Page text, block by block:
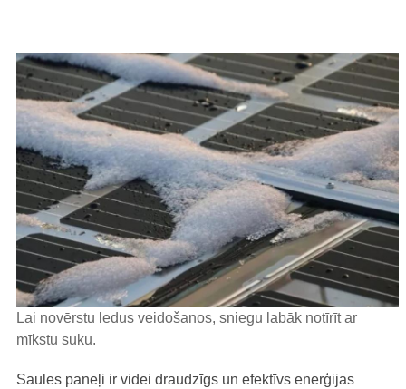
Lai novērstu ledus veidošanos, sniegu labāk notīrīt ar
mīkstu suku.
Saules paneļi ir videi draudzīgs un efektīvs enerģijas